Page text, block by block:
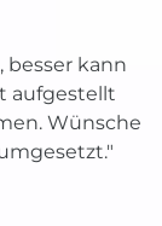
kann
aufgestellt
Wünsche